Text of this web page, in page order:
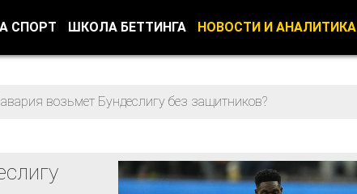
СПОРТ ШКОЛА БЕТТИНГА НОВОСТИ И АНАЛИТИКА
возьмет Бундеслигу без защитников?